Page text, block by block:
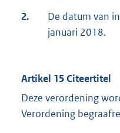
2.
De datum van
januari 2018.
Artikel 15 Citeertitel
Deze verordening
Verordening